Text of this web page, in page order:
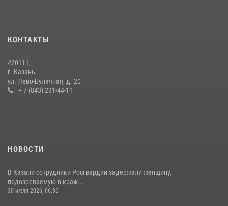
28 июля 2026, 09:38
Росгвардии
15 июля 2026, 08:41
КОНТАКТЫ
420111,
г. Казань,
ул. Лево-Булачная, д. 20
+ 7 (843) 231-44-11
НОВОСТИ
В Казани сотрудники Росгвардии задержали женщину,
подозреваемую в краж...
30 июля 2026, 06:36